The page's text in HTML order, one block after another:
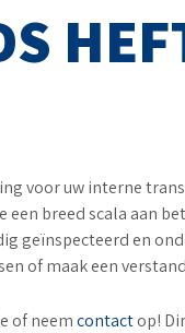
voor uw interne
breed scala aan
geïnspecteerd en
of maak een
of neemcontactop!